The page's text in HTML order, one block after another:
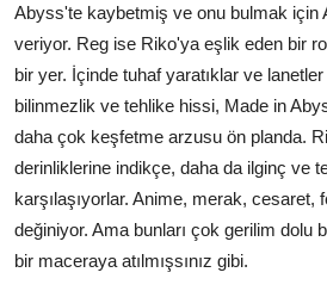
Abyss'te kaybetmiş ve onu bulmak için
veriyor. Reg ise Riko'ya eşlik eden bir
bir yer. İçinde tuhaf yaratıklar ve
bilinmezlik ve tehlike hissi, Made in
daha çok keşfetme arzusu ön planda.
derinliklerine indikçe, daha da ilginç ve
karşılaşıyorlar. Anime, merak, cesaret,
değiniyor. Ama bunları çok gerilim dolu
bir maceraya atılmışsınız gibi.